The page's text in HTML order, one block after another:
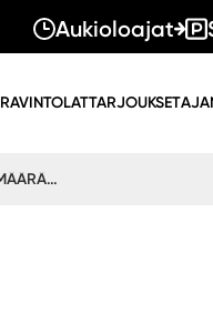
Aukioloajat
RAVINTOLATTARJOUKSET
KAARI SAAVUTTI VUONNA 2024 KESKIMÄÄRÄISTÄ VALTAKUNNALLISTA TASOA HUOMATTAVASTI PAREMMAN MYYNNIN KEHITYKSEN – KASVUA LÄHES 11 MILJOONAA EUROA